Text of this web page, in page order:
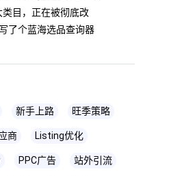
目，正在被彻底改
了个蓝海选品查询器
新手上路 旺季策略
商 Listing优化
PPC广告 站外引流